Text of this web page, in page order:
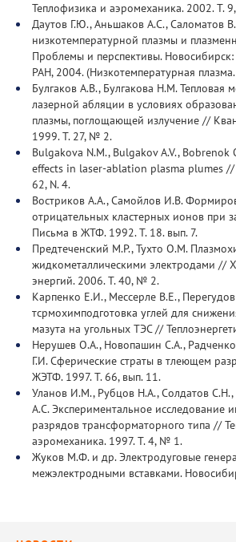
Теплофизика и аэромеханика. 2002. Т.
Даутов Г.Ю., Аньшаков А.С., Саломатов
низкотемпературной плазмы и
Проблемы и перспективы.
РАН, 2004. (Низкотемпературная
Булгаков А.В., Булгакова Н.М. Тепловая
лазерной абляции в условиях
плазмы, поглощающей излучение //
1999. Т. 27, № 2.
Bulgakova N.M., Bulgakov A.V., Bobrenok
effects in laser-ablation plasma plumes //
62, N. 4.
Востриков А.А., Самойлов И.В.
отрицательных кластерных ионов при
Письма в ЖТФ. 1992. Т. 18. вып. 7.
Предтеченский М.Р., Тухто О.М.
жидкометаллическими электродами //
энергий. 2006. Т. 40, № 2.
Карпенко Е.И., Мессерле В.Е.,
тсрмохимподготовка углей для
мазута на угольных ТЭС //
Нерушев О.А., Новопашин С.А.,
Г.И. Сферические страты в тлеющем
ЖЭТФ. 1997. Т. 66, вып. 11.
Уланов И.М., Рубцов Н.А., Солдатов С.Н.,
А.С. Экспериментальное исследование
разрядов трансформаторного типа //
аэромеханика. 1997. Т. 4, № 1.
Жуков М.Ф. и др. Электродуговые
межэлектродными вставками.